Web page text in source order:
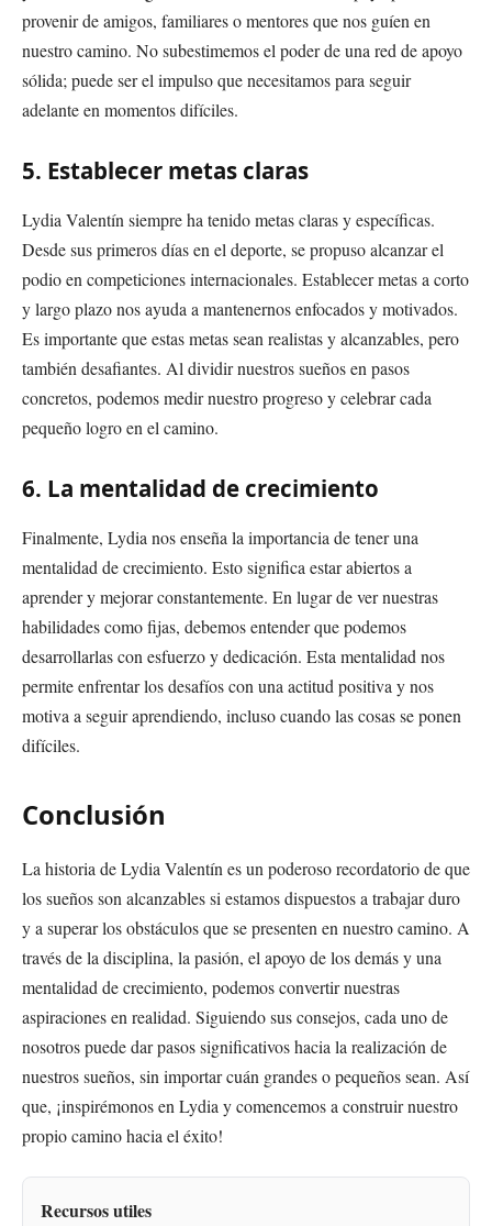
provenir de amigos, familiares o mentores que nos guíen en
nuestro camino. No subestimemos el poder de una red de apoyo
sólida; puede ser el impulso que necesitamos para seguir
adelante en momentos difíciles.
5. Establecer metas claras
Lydia Valentín siempre ha tenido metas claras y específicas.
Desde sus primeros días en el deporte, se propuso alcanzar el
podio en competiciones internacionales. Establecer metas a corto
y largo plazo nos ayuda a mantenernos enfocados y motivados.
Es importante que estas metas sean realistas y alcanzables, pero
también desafiantes. Al dividir nuestros sueños en pasos
concretos, podemos medir nuestro progreso y celebrar cada
pequeño logro en el camino.
6. La mentalidad de crecimiento
Finalmente, Lydia nos enseña la importancia de tener una
mentalidad de crecimiento. Esto significa estar abiertos a
aprender y mejorar constantemente. En lugar de ver nuestras
habilidades como fijas, debemos entender que podemos
desarrollarlas con esfuerzo y dedicación. Esta mentalidad nos
permite enfrentar los desafíos con una actitud positiva y nos
motiva a seguir aprendiendo, incluso cuando las cosas se ponen
difíciles.
Conclusión
La historia de Lydia Valentín es un poderoso recordatorio de que
los sueños son alcanzables si estamos dispuestos a trabajar duro
y a superar los obstáculos que se presenten en nuestro camino. A
través de la disciplina, la pasión, el apoyo de los demás y una
mentalidad de crecimiento, podemos convertir nuestras
aspiraciones en realidad. Siguiendo sus consejos, cada uno de
nosotros puede dar pasos significativos hacia la realización de
nuestros sueños, sin importar cuán grandes o pequeños sean. Así
que, ¡inspirémonos en Lydia y comencemos a construir nuestro
propio camino hacia el éxito!
Recursos utiles